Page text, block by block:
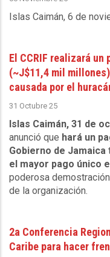
Islas Caimán, 6 de
El CCRIF realizará un
(~J$11,4 mil
causada por el
31 Octubre 25
Islas Caimán, 31 de
anunció que hará un
Gobierno de Jamaica
el mayor pago único
poderosa
de la organización.
2a Conferencia
Caribe para hacer